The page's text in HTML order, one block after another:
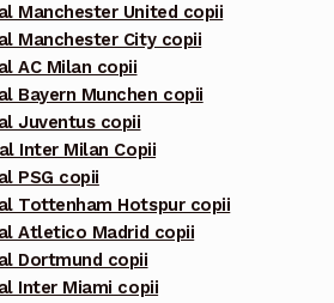
Manchester United copii
Manchester City copii
AC Milan copii
Bayern Munchen copii
Juventus copii
Inter Milan Copii
PSG copii
Tottenham Hotspur copii
Atletico Madrid copii
Dortmund copii
Inter Miami copii